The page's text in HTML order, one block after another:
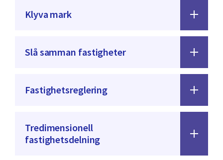
Klyva mark
Slå samman fastigheter
Fastighetsreglering
Tredimensionell
fastighetsdelning